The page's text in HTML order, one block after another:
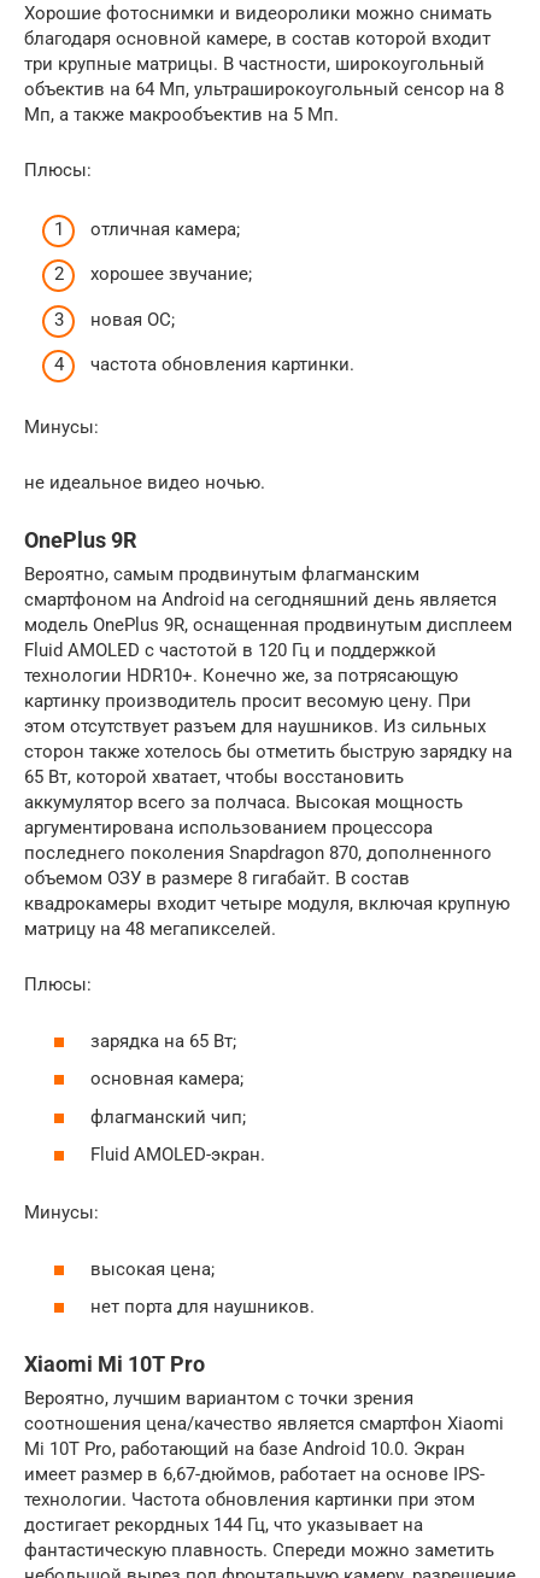
Хорошие фотоснимки и видеоролики можно снимать
благодаря основной камере, в состав которой входит
три крупные матрицы. В частности, широкоугольный
объектив на 64 Мп, ультраширокоугольный сенсор на 8
Мп, а также макрообъектив на 5 Мп.
Плюсы:
отличная камера;
хорошее звучание;
новая ОС;
частота обновления картинки.
Минусы:
не идеальное видео ночью.
OnePlus 9R
Вероятно, самым продвинутым флагманским
смартфоном на Android на сегодняшний день является
модель OnePlus 9R, оснащенная продвинутым дисплеем
Fluid AMOLED с частотой в 120 Гц и поддержкой
технологии HDR10+. Конечно же, за потрясающую
картинку производитель просит весомую цену. При
этом отсутствует разъем для наушников. Из сильных
сторон также хотелось бы отметить быструю зарядку на
65 Вт, которой хватает, чтобы восстановить
аккумулятор всего за полчаса. Высокая мощность
аргументирована использованием процессора
последнего поколения Snapdragon 870, дополненного
объемом ОЗУ в размере 8 гигабайт. В состав
квадрокамеры входит четыре модуля, включая крупную
матрицу на 48 мегапикселей.
Плюсы:
зарядка на 65 Вт;
основная камера;
флагманский чип;
Fluid AMOLED-экран.
Минусы:
высокая цена;
нет порта для наушников.
Xiaomi Mi 10T Pro
Вероятно, лучшим вариантом с точки зрения
соотношения цена/качество является смартфон Xiaomi
Mi 10T Pro, работающий на базе Android 10.0. Экран
имеет размер в 6,67-дюймов, работает на основе IPS-
технологии. Частота обновления картинки при этом
достигает рекордных 144 Гц, что указывает на
фантастическую плавность. Спереди можно заметить